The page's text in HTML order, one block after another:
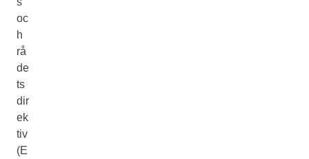
oc
h
rå
de
ts
dir
ek
tiv
(E